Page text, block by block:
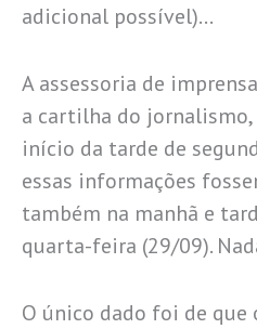
adicional possível)…
A assessoria de
a cartilha do
início da tarde de
essas informações
também na manhã e
quarta-feira (29/09).
O único dado foi de que